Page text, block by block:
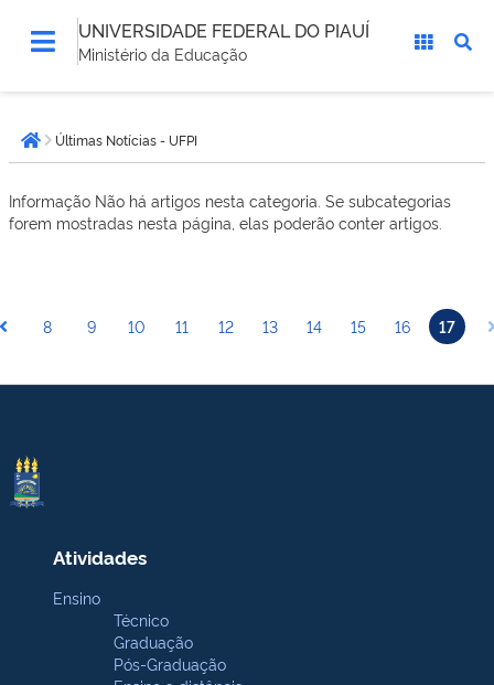
UNIVERSIDADE FEDERAL DO PIAUÍ
Ministério da Educação
está
aqui:Página inicial
Últimas Notícias - UFPI
Informação Não há artigos nesta categoria. Se subcategorias
forem mostradas nesta página, elas poderão conter artigos.
8 9 10 11 12 13 14 15 16 17
Atividades
Ensino
Técnico
Graduação
Pós-Graduação